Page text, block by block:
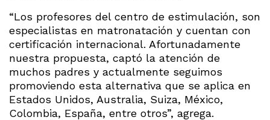
“Los profesores del centro de estimulación, son
especialistas en matronatación y cuentan con
certificación internacional. Afortunadamente
nuestra propuesta, captó la atención de
muchos padres y actualmente seguimos
promoviendo esta alternativa que se aplica en
Estados Unidos, Australia, Suiza, México,
Colombia, España, entre otros”, agrega.